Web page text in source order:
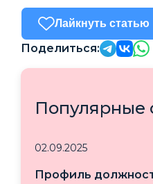
Лайкнуть статью
Поделиться:
Популярные
02.09.2025
Профиль